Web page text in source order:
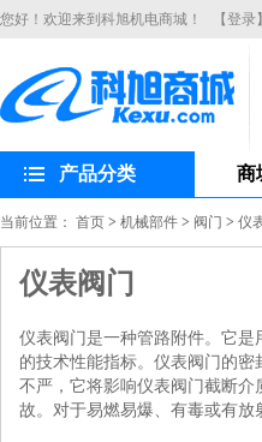
您好！欢迎来到科旭机电商城！ 【登录】
产品分类 商
当前位置： 首页 > 机械部件 > 阀门 > 仪
仪表阀门
仪表阀门是一种管路附件。它
的技术性能指标。仪表阀门的
不严，它将影响仪表阀门截断
故。对于易燃易爆、有毒或有